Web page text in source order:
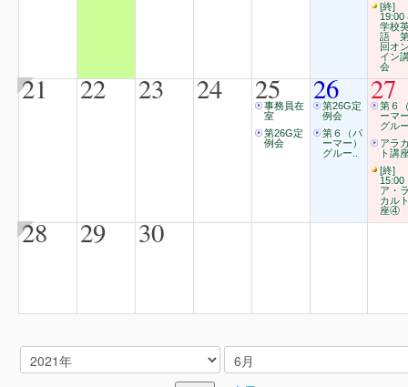
[終]
19:00
学校
語
回オ
イン
会
21 22 23 24 25
事務員在
室
第26G定
例会
26
第26G定
例会
第６（パ
ーマー）
グルー..
27
第６
ーマ
グル
アラ
ト講
[終]
15:00
ア・
カル
座④
28 29 30